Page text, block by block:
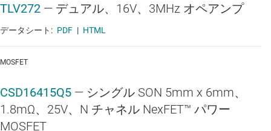
TLV272 — デュアル、16V、3MHz オペアンプ
データシート: PDF | HTML
MOSFET
CSD16415Q5 — シングル SON 5mm x 6mm、
1.8mΩ、25V、N チャネル NexFET™ パワー
MOSFET